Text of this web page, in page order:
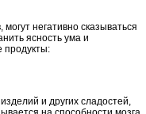
негативно сказываться
ясность ума и
продукты:
и других сладостей,